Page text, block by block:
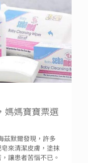
媽媽寶寶票選
茲默爾發現，許多
來清潔皮膚，塗抹
讓患者苦惱不已。